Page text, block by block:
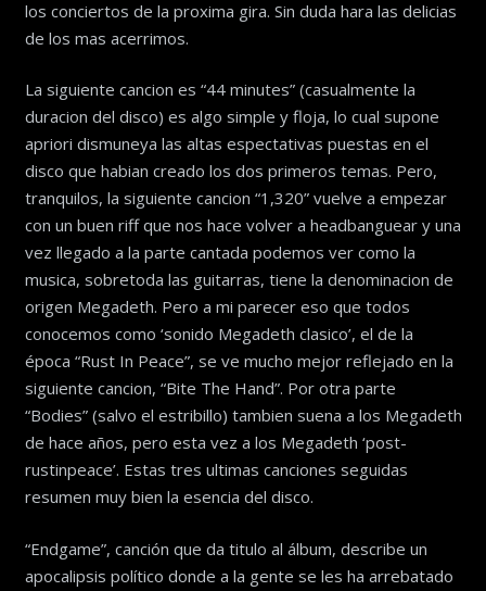
los conciertos de la proxima gira. Sin duda hara las delicias
de los mas acerrimos.
La siguiente cancion es “44 minutes” (casualmente la
duracion del disco) es algo simple y floja, lo cual supone
apriori dismuneya las altas espectativas puestas en el
disco que habian creado los dos primeros temas. Pero,
tranquilos, la siguiente cancion “1,320” vuelve a empezar
con un buen riff que nos hace volver a headbanguear y una
vez llegado a la parte cantada podemos ver como la
musica, sobretoda las guitarras, tiene la denominacion de
origen Megadeth. Pero a mi parecer eso que todos
conocemos como ‘sonido Megadeth clasico’, el de la
época “Rust In Peace”, se ve mucho mejor reflejado en la
siguiente cancion, “Bite The Hand”. Por otra parte
“Bodies” (salvo el estribillo) tambien suena a los Megadeth
de hace años, pero esta vez a los Megadeth ‘post-
rustinpeace’. Estas tres ultimas canciones seguidas
resumen muy bien la esencia del disco.
“Endgame”, canción que da titulo al álbum, describe un
apocalipsis político donde a la gente se les ha arrebatado